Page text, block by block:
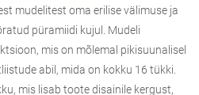
mudelitest oma erilise välimuse ja
püramiidi kujul. Mudeli
mis on mõlemal pikisuunalisel
abil, mida on kokku 16 tükki.
mis lisab toote disainile kergust,